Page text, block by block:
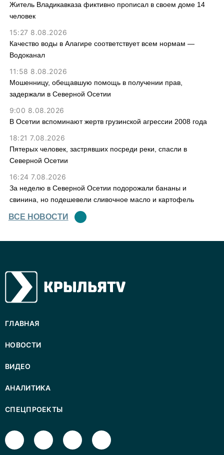
Житель Владикавказа фиктивно прописал в своем доме 14
человек
15:27 8.08.2026
Качество воды в Алагире соответствует всем нормам —
Водоканал
11:58 8.08.2026
Мошенницу, обещавшую помощь в получении прав,
задержали в Северной Осетии
9:00 8.08.2026
В Осетии вспоминают жертв грузинской агрессии 2008 года
18:21 7.08.2026
Пятерых человек, застрявших посреди реки, спасли в
Северной Осетии
16:24 7.08.2026
За неделю в Северной Осетии подорожали бананы и
свинина, но подешевели сливочное масло и картофель
ВСЕ НОВОСТИ
ГЛАВНАЯ
НОВОСТИ
ВИДЕО
АНАЛИТИКА
СПЕЦПРОЕКТЫ